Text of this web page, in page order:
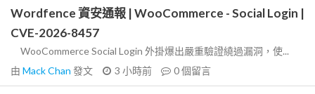
Wordfence 資安通報 | WooCommerce - Social Login |
CVE-2026-8457
WooCommerce Social Login 外掛爆出嚴重驗證繞過漏洞，使...
由 Mack Chan 發文 3 小時前 0個留言